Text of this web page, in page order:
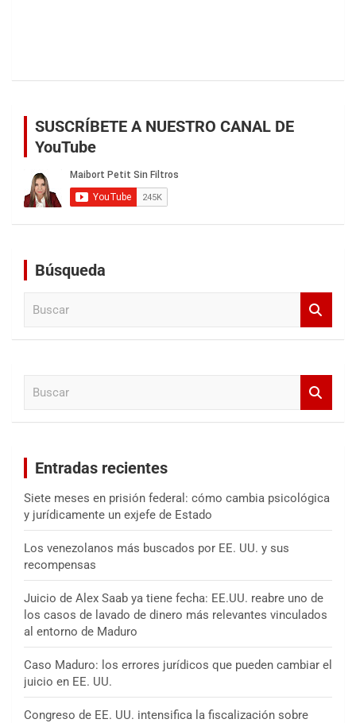
SUSCRÍBETE A NUESTRO CANAL DE
YouTube
Búsqueda
Entradas recientes
Siete meses en prisión federal: cómo cambia psicológica
y jurídicamente un exjefe de Estado
Los venezolanos más buscados por EE. UU. y sus
recompensas
Juicio de Alex Saab ya tiene fecha: EE.UU. reabre uno de
los casos de lavado de dinero más relevantes vinculados
al entorno de Maduro
Caso Maduro: los errores jurídicos que pueden cambiar el
juicio en EE. UU.
Congreso de EE. UU. intensifica la fiscalización sobre